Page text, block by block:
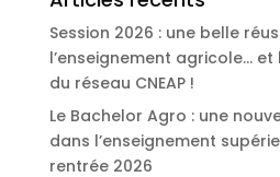
Session 2026 : une belle
l’enseignement agricole…
du réseau CNEAP !
Le Bachelor Agro : une
dans l’enseignement
rentrée 2026